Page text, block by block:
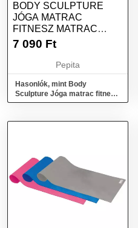
BODY SCULPTURE
JÓGA MATRAC
FITNESZ MATRAC
HORDOZÓ PÁNTTAL
7 090 Ft
Pepita
Hasonlók, mint Body
Sculpture Jóga matrac fitnesz
matrac hordozó pánttal kék